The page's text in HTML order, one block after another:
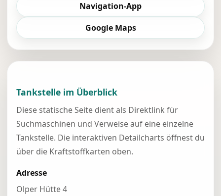
Navigation-App
Google Maps
Tankstelle im Überblick
Diese statische Seite dient als Direktlink für
Suchmaschinen und Verweise auf eine einzelne
Tankstelle. Die interaktiven Detailcharts öffnest du
über die Kraftstoffkarten oben.
Adresse
Olper Hütte 4